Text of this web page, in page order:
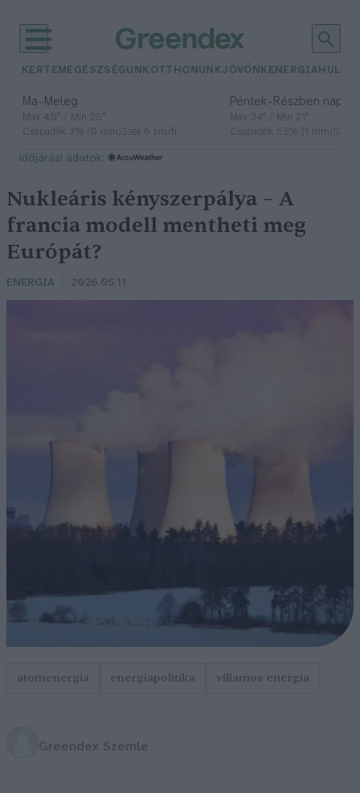
KERTEM EGÉSZSÉGÜNK OTTHONUNKJÖVŐNK ENERGIA
Ma– Meleg
Max 40° / Min 25°
Csapadék: 3% (0 mm)Szél: 6 km/h
Péntek– Részben
Max 34° / Min 21°
Csapadék: 55% (1 mm)Szél:
időjárási adatok:
Nukleáris kényszerpálya – A
francia modell mentheti meg
Európát?
ENERGIA 2026.05.11
atomenergia energiapolitika villamos energia
Greendex Szemle